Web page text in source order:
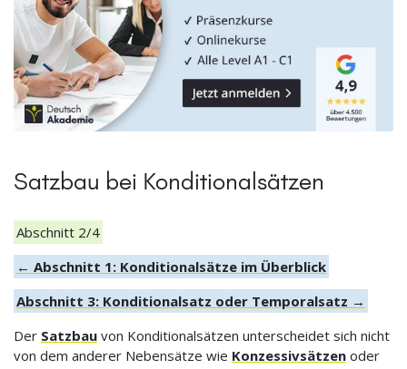
Satzbau bei Konditionalsätzen
Abschnitt 2/4
← Abschnitt 1: Konditionalsätze im Überblick
Abschnitt 3: Konditionalsatz oder Temporalsatz →
Der Satzbau von Konditionalsätzen unterscheidet sich nicht
von dem anderer Nebensätze wie Konzessivsätzen oder